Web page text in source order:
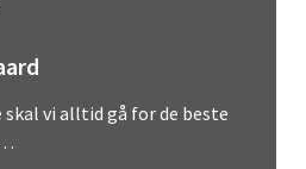
vi alltid gå for de beste